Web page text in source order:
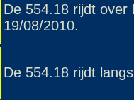
De 554.18 rijdt over
19/08/2010.
De 554.18 rijdt